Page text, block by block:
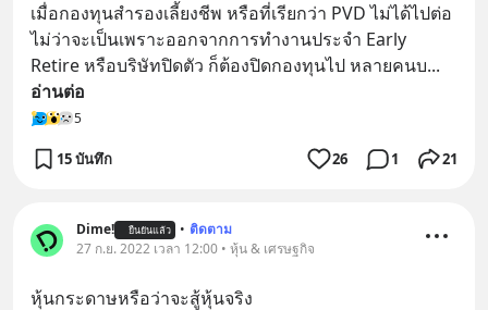
เมื่อกองทุนสำรองเลี้ยงชีพ หรือที่เรียกว่า PVD ไม่ได้ไปต่อ
ไม่ว่าจะเป็นเพราะออกจากการทำงานประจำ Early
Retire หรือบริษัทปิดตัว ก็ต้องปิดกองทุนไป หลายคนบ
อ่านต่อ
5
15 บันทึก 26 1 21
Dime! ยืนยันแล้ว • ติดตาม
27 ก.ย. 2022 เวลา 12:00 • หุ้น & เศรษฐกิจ
หุ้นกระดาษหรือว่าจะสู้หุ้นจริง